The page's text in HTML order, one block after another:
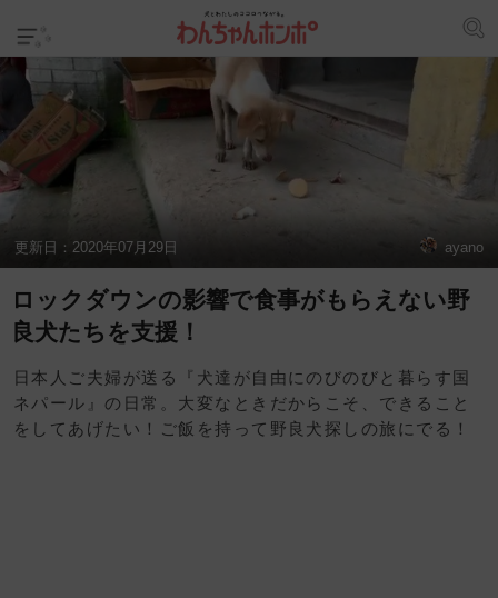
更新日： 2020年07月29日 ayano
ロックダウンの影響で食事がもらえない野
良犬たちを支援！
日本人ご夫婦が送る『犬達が自由にのびのびと暮らす国
ネパール』の日常。大変なときだからこそ、できること
をしてあげたい！ご飯を持って野良犬探しの旅にでる！